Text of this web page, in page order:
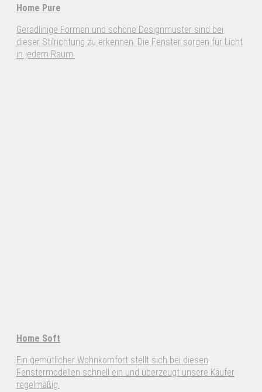
Home Pure
Geradlinige Formen und schöne Designmuster sind bei
dieser Stilrichtung zu erkennen. Die Fenster sorgen für Licht
in jedem Raum.
Home Soft
Ein gemütlicher Wohnkomfort stellt sich bei diesen
Fenstermodellen schnell ein und überzeugt unsere Käufer
regelmäßig.